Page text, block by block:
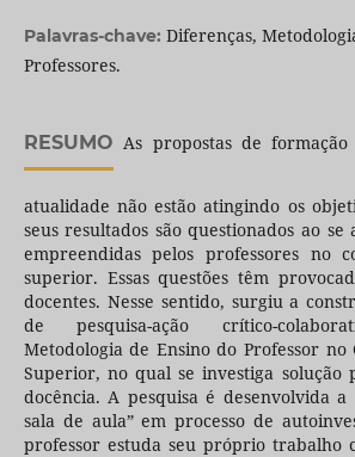
Palavras-chave: Diferenças,
Professores.
RESUMO As propostas de
atualidade não estão atingindo os
seus resultados são questionados ao
empreendidas pelos professores no
superior. Essas questões têm
docentes. Nesse sentido, surgiu a
de pesquisa-ação crítico-
Metodologia de Ensino do Professor no
Superior, no qual se investiga solução
docência. A pesquisa é desenvolvida
sala de aula” em processo de
professor estuda seu próprio trabalho